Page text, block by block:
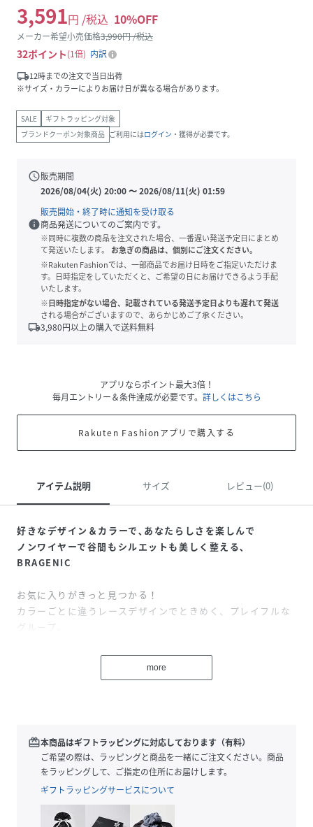
3,591円 /税込 10%OFF
メーカー希望小売価格3,990円 /税込
32ポイント 1倍
内訳
local_shipping12時までの注文で当日出荷
※サイズ・カラーによりお届け日が異なる場合があります。
SALE
ギフトラッピング対象
ブランドクーポン対象商品 ご利用にはログイン ・獲得が必要です。
schedule販売期間
2026/08/04(火) 20:00〜2026/08/11(火) 01:59
販売開始・終了時に通知を受け取る
info商品発送についてのご案内です。
※同時に複数の商品を注文された場合、一番遅い発送予定日にまとめ
て発送いたします。
お急ぎの商品は、個別にご注文ください。
※Rakuten Fashionでは、一部商品でお届け日時をご指定いただけま
す。日時指定をしていただくと、ご希望の日にお届けできるよう手配
いたします。
※日時指定がない場合、記載されている発送予定日よりも遅れて発送
される場合がございますので、あらかじめご了承ください。
local_shipping3,980円以上の購入で送料無料
アプリならポイント最大3倍！
毎月エントリー＆条件達成が必要です。 詳しくはこちら
Rakuten Fashionアプリで購入する
アイテム説明 サイズ レビュー(0)
好きなデザイン＆カラーで､あなたらしさを楽しんで
ノンワイヤーで谷間もシルエットも美しく整える､
BRAGENIC
お気に入りがきっと見つかる！
カラーごとに違うレースデザインでときめく、プレイフルな
グループ。
(ブラジェニック)〜脇高細見えタイプ〜】
ノンワイヤーながらワイヤーブラのような谷間をメイクする
＜脇高細見え＞
・脇高設計と長いボーンがワイヤー無しでもバストを脇から
しっかり支え、さらに伸びない脇寄せシートでスッキリ細見
＜バストを引き上げ＞
more
redeem本商品はギフトラッピングに対応しております（有料）
ご希望の際は、ラッピングと商品を一緒にご注文ください。商品
をラッピングして、ご指定の住所にお届けします。
ギフトラッピングサービスについて